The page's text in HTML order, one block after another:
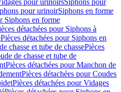
pour urinoirsSiphons pour
pour urinoirSiphons en forme
Siphons en forme
détachées pour Siphons à
Pièces détachées pour Siphons en
chasse et tube de chassePièces
de chasse et tube de
Pièces détachées pour Manchon de
Pièces détachées pour Coudes
Pièces détachées pour Vidages